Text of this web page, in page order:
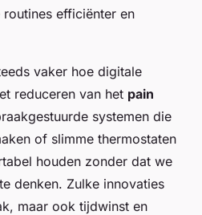
efficiënter en
vaker hoe digitale
reduceren van het pain
systemen die
of slimme thermostaten
houden zonder dat we
denken. Zulke innovaties
maar ook tijdwinst en